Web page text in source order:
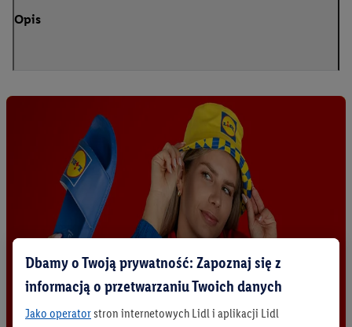
Opis
Dbamy o Twoją prywatność: Zapoznaj się z
informacją o przetwarzaniu Twoich danych
Jako operatorstron internetowych Lidl i aplikacji Lidl